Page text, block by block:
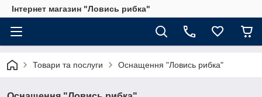
Інтернет магазин "Ловись рибка"
Товари та послуги Оснащення "Ловись рибка"